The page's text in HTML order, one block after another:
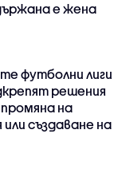
е жена
футболни лиги
решения
на
създаване на